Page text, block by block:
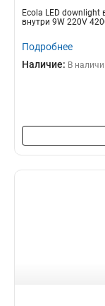
Ecola LED
внутри 9W 220V
Подробнее
Наличие: В